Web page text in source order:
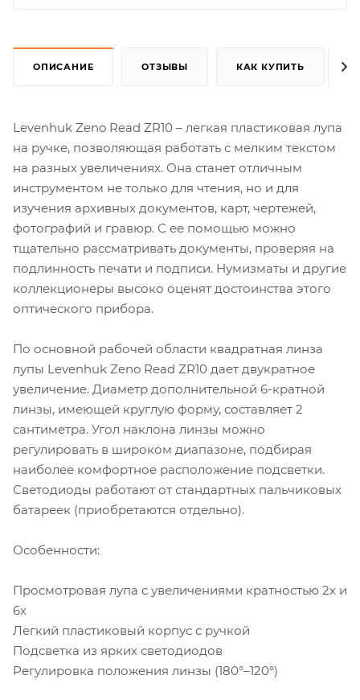
ОПИСАНИЕ ОТЗЫВЫ КАК КУПИТЬ
Levenhuk Zeno Read ZR10 – легкая пластиковая лупа
на ручке, позволяющая работать с мелким текстом
на разных увеличениях. Она станет отличным
инструментом не только для чтения, но и для
изучения архивных документов, карт, чертежей,
фотографий и гравюр. С ее помощью можно
тщательно рассматривать документы, проверяя на
подлинность печати и подписи. Нумизматы и другие
коллекционеры высоко оценят достоинства этого
оптического прибора.
По основной рабочей области квадратная линза
лупы Levenhuk Zeno Read ZR10 дает двукратное
увеличение. Диаметр дополнительной 6-кратной
линзы, имеющей круглую форму, составляет 2
сантиметра. Угол наклона линзы можно
регулировать в широком диапазоне, подбирая
наиболее комфортное расположение подсветки.
Светодиоды работают от стандартных пальчиковых
батареек (приобретаются отдельно).
Особенности:
Просмотровая лупа с увеличениями кратностью 2х и
6х
Легкий пластиковый корпус с ручкой
Подсветка из ярких светодиодов
Регулировка положения линзы (180°–120°)